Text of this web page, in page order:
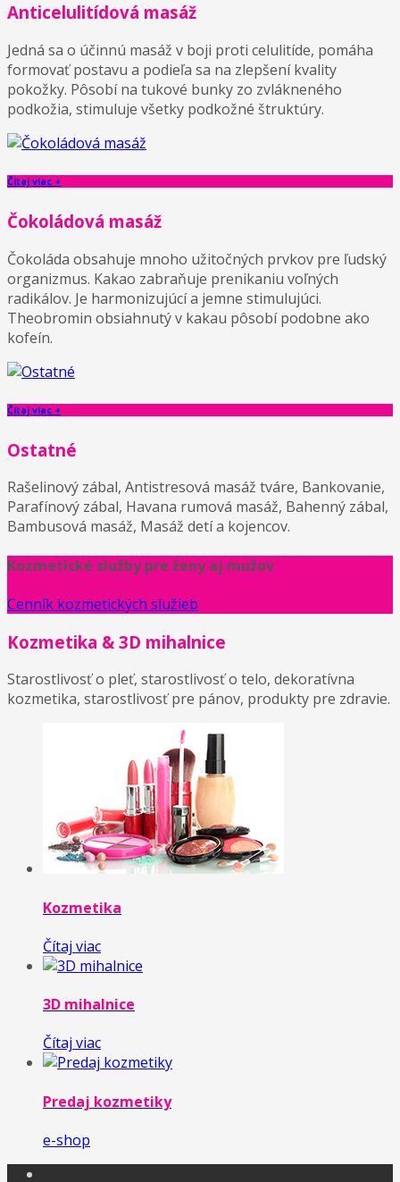
Anticelulitídová masáž
Jedná sa o účinnú masáž v boji proti celulitíde, pomáha
formovať postavu a podieľa sa na zlepšení kvality
pokožky. Pôsobí na tukové bunky zo zvlákneného
podkožia, stimuluje všetky podkožné štruktúry.
Čítaj viac +
Čokoládová masáž
Čokoláda obsahuje mnoho užitočných prvkov pre ľudský
organizmus. Kakao zabraňuje prenikaniu voľných
radikálov. Je harmonizujúcí a jemne stimulujúci.
Theobromin obsiahnutý v kakau pôsobí podobne ako
kofeín.
Čítaj viac +
Ostatné
Rašelinový zábal, Antistresová masáž tváre, Bankovanie,
Parafínový zábal, Havana rumová masáž, Bahenný zábal,
Bambusová masáž, Masáž detí a kojencov.
Kozmetické služby pre ženy aj mužov
Cenník kozmetických služieb
Kozmetika & 3D mihalnice
Starostlivosť o pleť, starostlivosť o telo, dekoratívna
kozmetika, starostlivosť pre pánov, produkty pre zdravie.
Kozmetika
Čítaj viac
3D mihalnice
Čítaj viac
Predaj kozmetiky
e-shop